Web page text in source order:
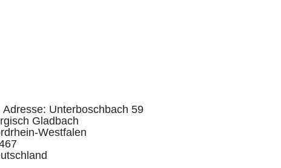
Adresse: Unterboschbach 59
Gladbach
Westfalen